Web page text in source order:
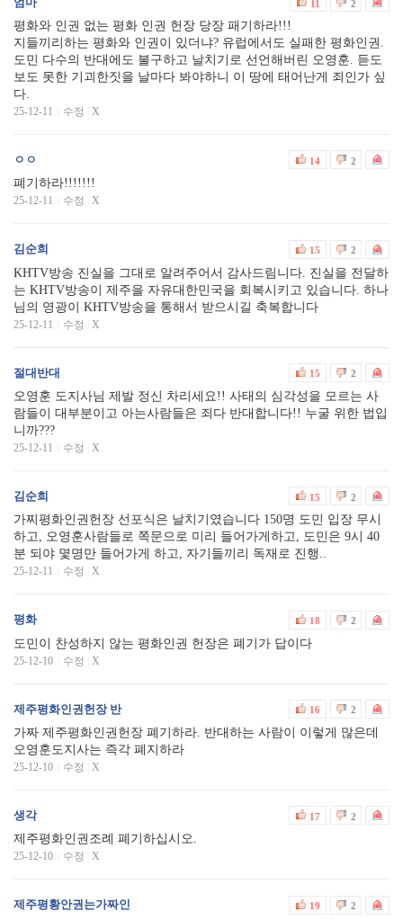
11 2
평화와 인권 없는 평화 인권 헌장 당장 패기하라!!!
지들끼리하는 평화와 인권이 있더냐? 유럽에서도 실패한 평화인권.
도민 다수의 반대에도 불구하고 날치기로 선언해버린 오영훈. 듣도
보도 못한 기괴한짓을 날마다 봐야하니 이 땅에 태어난게 죄인가 싶
다.
25-12-11 수정 X
ㅇㅇ 14 2
폐기하라!!!!!!!
25-12-11 수정 X
김순희 15 2
KHTV방송 진실을 그대로 알려주어서 감사드림니다. 진실을 전달하
는 KHTV방송이 제주을 자유대한민국을 회복시키고 있습니다. 하나
님의 영광이 KHTV방송을 통해서 받으시길 축복합니다
25-12-11 수정 X
절대반대 15 2
오영훈 도지사님 제발 정신 차리세요!! 사태의 심각성을 모르는 사
람들이 대부분이고 아는사람들은 죄다 반대합니다!! 누굴 위한 법입
니까???
25-12-11 수정 X
김순희 15 2
가찌평화인권헌장 선포식은 날치기였습니다 150명 도민 입장 무시
하고, 오영훈사람들로 쪽문으로 미리 들어가게하고, 도민은 9시 40
분 되야 몇명만 들어가게 하고, 자기들끼리 독재로 진행..
25-12-11 수정 X
평화 18 2
도민이 찬성하지 않는 평화인권 헌장은 폐기가 답이다
25-12-10 수정 X
제주평화인권헌장 반 16 2
가짜 제주평화인권헌장 폐기하라. 반대하는 사람이 이렇게 많은데
오영훈도지사는 즉각 폐지하라
25-12-10 수정 X
생각 17 2
제주평화인권조례 폐기하십시오.
25-12-10 수정 X
제주평황안권는가짜인 19 2